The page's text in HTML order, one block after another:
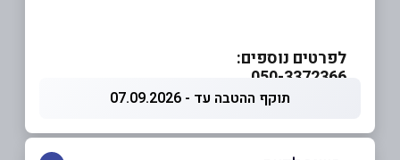
לפרטים נוספים:
תוקף ההטבה עד - 07.09.2026